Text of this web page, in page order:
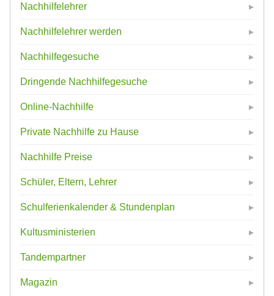
Nachhilfelehrer
Nachhilfelehrer werden
Nachhilfegesuche
Dringende Nachhilfegesuche
Online-Nachhilfe
Private Nachhilfe zu Hause
Nachhilfe Preise
Schüler, Eltern, Lehrer
Schulferienkalender & Stundenplan
Kultusministerien
Tandempartner
Magazin